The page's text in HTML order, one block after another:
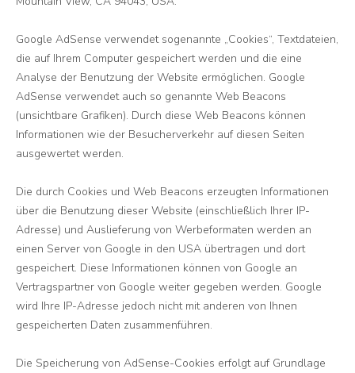
Google AdSense verwendet sogenannte „Cookies“, Textdateien,
die auf Ihrem Computer gespeichert werden und die eine
Analyse der Benutzung der Website ermöglichen. Google
AdSense verwendet auch so genannte Web Beacons
(unsichtbare Grafiken). Durch diese Web Beacons können
Informationen wie der Besucherverkehr auf diesen Seiten
ausgewertet werden.
Die durch Cookies und Web Beacons erzeugten Informationen
über die Benutzung dieser Website (einschließlich Ihrer IP-
Adresse) und Auslieferung von Werbeformaten werden an
einen Server von Google in den USA übertragen und dort
gespeichert. Diese Informationen können von Google an
Vertragspartner von Google weiter gegeben werden. Google
wird Ihre IP-Adresse jedoch nicht mit anderen von Ihnen
gespeicherten Daten zusammenführen.
Die Speicherung von AdSense-Cookies erfolgt auf Grundlage